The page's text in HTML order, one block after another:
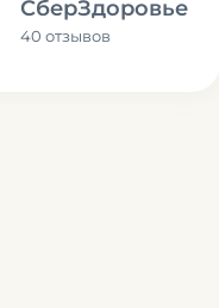
СберЗдоровье
40 отзывов